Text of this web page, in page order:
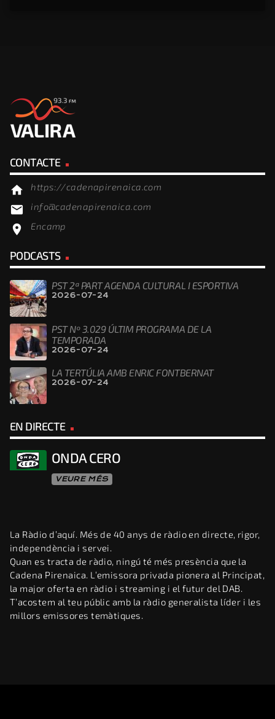
CONTACTE
home https://cadenapirenaica.com
email info@cadenapirenaica.com
location_on Encamp
PODCASTS
PST 2ª PART AGENDA CULTURAL I ESPORTIVA
2026-07-24
PST Nº 3.029 ÚLTIM PROGRAMA DE LA
TEMPORADA
2026-07-24
LA TERTÚLIA AMB ENRIC FONTBERNAT
2026-07-24
EN DIRECTE
ONDA CERO
VEURE MÉS
La Ràdio d’aquí. Més de 40 anys de ràdio en directe, rigor,
independència i servei.
Quan es tracta de ràdio, ningú té més presència que la
Cadena Pirenaica. L’emissora privada pionera al Principat,
la major oferta en ràdio i streaming i el futur del DAB.
T’acostem al teu públic amb la ràdio generalista líder i les
millors emissores temàtiques.